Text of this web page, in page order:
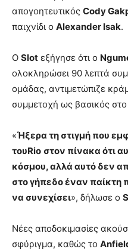
απογοητευτικός Cody
παιχνίδι ο Alexander Isak.
Ο Slot εξήγησε ότι ο
ολοκληρώσει 90 λεπτά
ομάδας, αντιμετώπιζε
συμμετοχή ως βασικός
«Ήξερα τη στιγμή που
τουRio στον πίνακα ότι
κόσμου, αλλά αυτό δεν
στο γήπεδο έναν παίκτη
να συνεχίσει», δήλωσε ο
Νέες αποδοκιμασίες
σφύριγμα, καθώς το